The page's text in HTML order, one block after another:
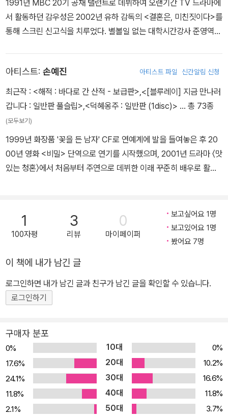
4) '박연선'드라마 작가의 코멘터리-또 다른 <연애시대> 이야기
5) <연애시대>를 말한다 : 감우성, 손예진, 공형진, 이하나, 오윤아,
이진욱, 서태화, 문정희
꾸고 있다.
1991년 MBC 20기 공채 탤런트로 데뷔하여 오랜기간 TV 드라마에
서 활동하던 감우성은 2002년 유하 감독의 <결혼은, 미친짓이다>를
통해 스크린 신고식을 치루었다. 별볼일 없는 대학시간강사 준영역을
1년이라는 비교적 긴 기간의 휴식기를 가진 감우성의 차기작은 <거
미숲>. 갑작스러운 비행기 사고로 아내도 잃고 사회에도 잘 적응하지
못하는 강민역을 맡은 감우성은 복잡하고 다양한 심성을 가진 캐릭터
를 완벽하게 소화해내 평론가들로부터 호평을 얻었다. 거의 비슷한
에서 아직도 헤어나오지 못한 최태인 중위로 출연, 천의 얼굴을 가진
배우로 평가받았다. 죽어가는 아버지를 위한 어느 가족의 통일 자작
극 <간 큰 가족>에서는 짠돌이지만 아버지에 대한 효심만은 누구보
다는 평을 받았다. 다양한 캐릭터 변신을 거듭해온 감우성의 흡입력
있는 연기는 <왕의 남자>에서 그 절정을 선보인다. 이지적인 외모에
뜨거운 열정을 간직한 배우 감우성은 당당한 카리스마를 지닌 천하의
광대 ‘장생’에 적역이었다. <왕의 남자>를 위해 수개월에 걸친 고된
성은 영화를 기대하게 만드는 또 하나의 매력포인트로 손꼽히고 있
다. 다양한 캐릭터 변신을 거듭해온 감우성의 흡입력 있는 연기는 <
간직한 배우 감우성은 당당한 카리스마를 지닌 천하의 광대 ‘장생’에
적역이었다. <왕의 남자>를 위해 수개월에 걸친 고된 광대 수업을 거
쳐 조선최초의 궁중광대 ‘장생’으로 다시 태어난 감우성은 영화를 기
대하게 만드는 또 하나의 매력포인트로 손꼽히고 있다. 영화 <왕의
남자>로 그는 43회 대종상 남우주연상의 영광을 거머쥐며 흥행력과
연기력을 모두 인정 받았다.
아티스트: 손예진 아티스트 파일 신간알림 신청
최근작 : <해적 : 바다로 간 산적 - 보급판>,<[블루레이] 지금 만나러
갑니다 : 일반판 풀슬립>,<덕혜옹주 : 일반판 (1disc)> … 총 73종
(모두보기)
1999년 화장품 '꽃을 든 남자' CF로 연예계에 발을 들여놓은 후 20
00년 영화 <비밀> 단역으로 연기를 시작했으며, 2001년 드라마 〈맛
있는 청혼〉에서 처음부터 주연으로 데뷔한 이래 꾸준히 배우로 활동
으로 청룡 영화제 인기 스타상, 대종상 신인 여우상, 백상예술대상 신
인 여우상 등 신인상 부분을 휩쓸었다. 이후 배용준과 함께 출연한 영
화 <외출>을 비롯해 <내 머리 속의 지우개> <무방비 도시> <아내
1
100자평
3
리뷰
0
마이페이퍼
보고싶어요 1명
보고있어요 1명
봤어요 7명
이 책에 내가 남긴 글
로그인하면 내가 남긴 글과 친구가 남긴 글을 확인할 수 있습니다.
로그인하기
구매자 분포
0% 10대
0%
17.6%
20대
10.2%
24.1%
30대
16.6%
11.8%
40대
11.8%
2.1%
50대
3.7%